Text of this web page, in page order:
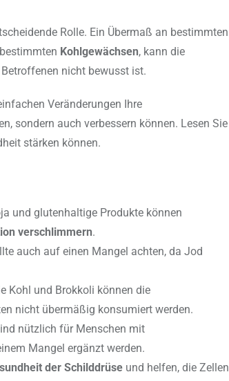
Rolle. Ein Übermaß an bestimmten
Kohlgewächsen, kann die
nicht bewusst ist.
Veränderungen Ihre
sondern auch verbessern können. Lesen Sie
stärken können.
und glutenhaltige Produkte können
verschlimmern.
auch auf einen Mangel achten, da Jod
Kohl und Brokkoli können die
nicht übermäßig konsumiert werden.
nützlich für Menschen mit
Mangel ergänzt werden.
der Schilddrüse und helfen, die Zellen